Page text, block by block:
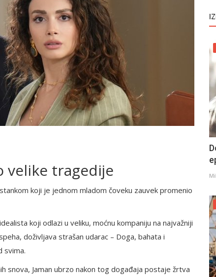
velike tragedije
koji je jednom mladom čoveku zauvek promenio
koji odlazi u veliku, moćnu kompaniju na najvažniji
doživljava strašan udarac – Doga, bahata i
svima.
snova, Jaman ubrzo nakon tog događaja postaje žrtva